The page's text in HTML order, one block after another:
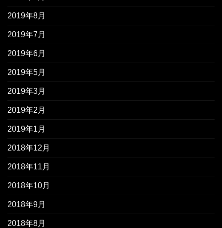
2019年8月
2019年7月
2019年6月
2019年5月
2019年3月
2019年2月
2019年1月
2018年12月
2018年11月
2018年10月
2018年9月
2018年8月